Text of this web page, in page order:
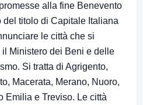
alla fine Benevento
titolo di Capitale Italiana
le città che si
Ministero dei Beni e delle
Si tratta di Agrigento,
Macerata, Merano, Nuoro,
Emilia e Treviso. Le città